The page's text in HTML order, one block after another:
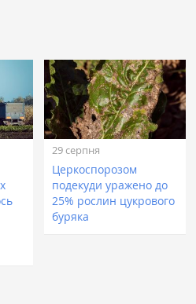
29 серпня
Церкоспорозом
подекуди уражено до
25% рослин цукрового
буряка